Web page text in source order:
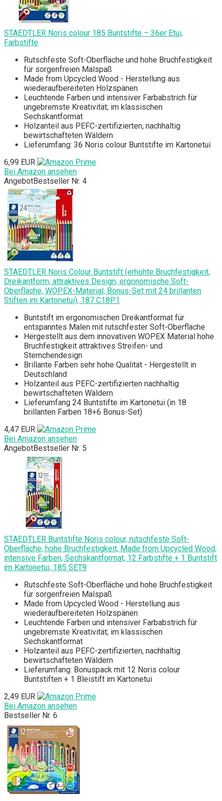
STAEDTLER Noris colour 185 Buntstifte – 36er Etui,
Farbstifte
Rutschfeste Soft-Oberfläche und hohe Bruchfestigkeit
für sorgenfreien Malspaß
Made from Upcycled Wood - Herstellung aus
wiederaufbereiteten Holzspänen
Leuchtende Farben und intensiver Farbabstrich für
ungebremste Kreativität; im klassischen
Sechskantformat
Holzanteil aus PEFC-zertifizierten, nachhaltig
bewirtschafteten Wäldern
Lieferumfang: 36 Noris colour Buntstifte im Kartonetui
6,99 EUR
Bei Amazon ansehen
AngebotBestseller Nr. 4
STAEDTLER Noris Colour Buntstift (erhöhte Bruchfestigkeit,
Dreikantform, attraktives Design, ergonomische Soft-
Oberfläche, WOPEX-Material, Bonus-Set mit 24 brillanten
Stiften im Kartonetui), 187 C18P1
Buntstift im ergonomischen Dreikantformat für
entspanntes Malen mit rutschfester Soft-Oberfläche
Hergestellt aus dem innovativen WOPEX Material hohe
Bruchfestigkeit attraktives Streifen- und
Sternchendesign
Brillante Farben sehr hohe Qualität - Hergestellt in
Deutschland
Holzanteil aus PEFC-zertifizierten nachhaltig
bewirtschafteten Wäldern
Lieferumfang 24 Buntstifte im Kartonetui (in 18
brillanten Farben 18+6 Bonus-Set)
4,47 EUR
Bei Amazon ansehen
AngebotBestseller Nr. 5
STAEDTLER Buntstifte Noris colour, rutschfeste Soft-
Oberfläche, hohe Bruchfestigkeit, Made from Upcycled Wood,
intensive Farben, Sechskantformat, 12 Farbstifte + 1 Buntstift
im Kartonetui, 185 SET9
Rutschfeste Soft-Oberfläche und hohe Bruchfestigkeit
für sorgenfreien Malspaß
Made from Upcycled Wood - Herstellung aus
wiederaufbereiteten Holzspänen
Leuchtende Farben und intensiver Farbabstrich für
ungebremste Kreativität; im klassischen
Sechskantformat
Holzanteil aus PEFC-zertifizierten, nachhaltig
bewirtschafteten Wäldern
Lieferumfang: Bonuspack mit 12 Noris colour
Buntstiften + 1 Bleistift im Kartonetui
2,49 EUR
Bei Amazon ansehen
Bestseller Nr. 6